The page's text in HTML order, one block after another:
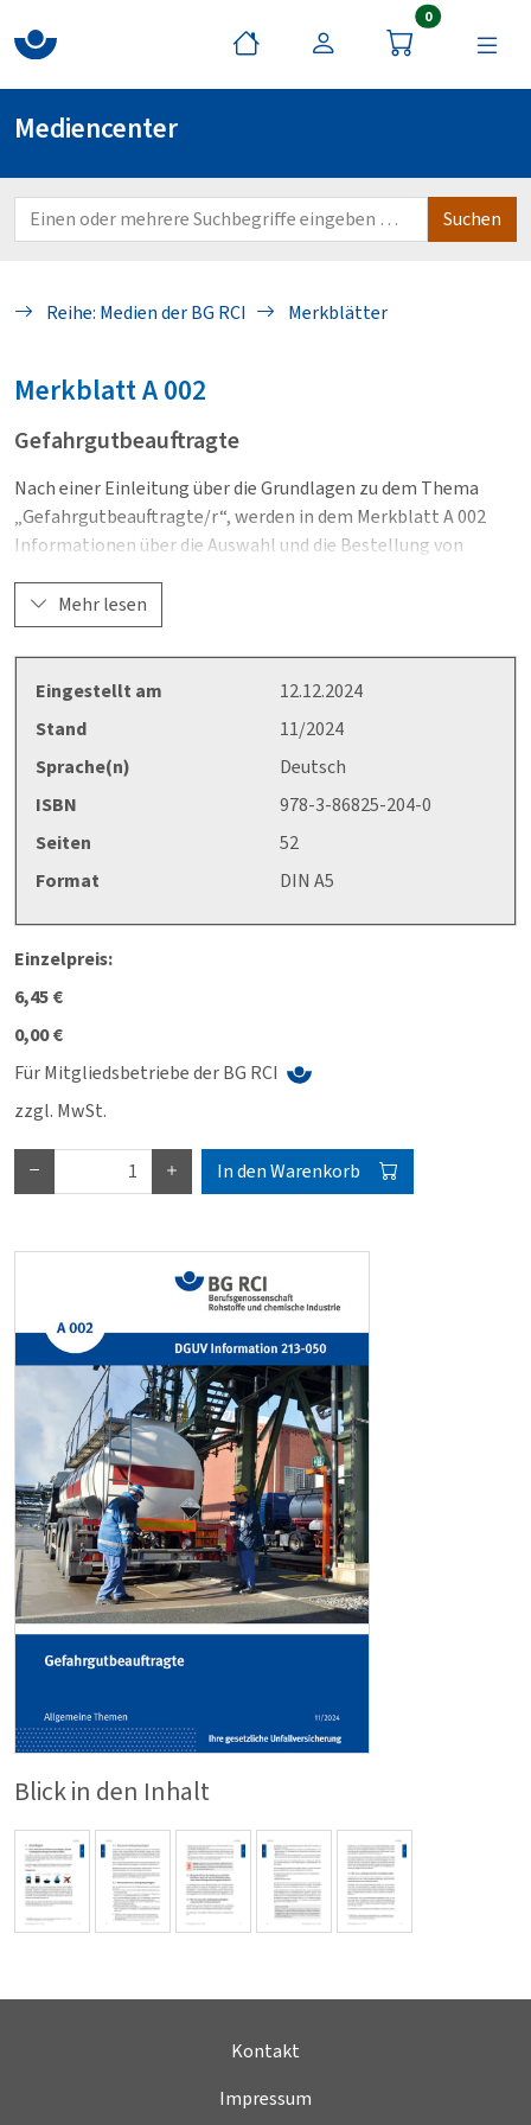
0Artikel im
Mediencenter
Reihe: Medien der BG RCI Merkblätter
Blick in den Inhalt
MerkblattA 002
Gefahrgutbeauftragte
Nach einer Einleitung über die Grundlagen zu dem Thema
„Gefahrgutbeauftragte/r“, werden in dem Merkblatt A 002
Informationen über die Auswahl und die Bestellung von
Anforderungen an die Ausbildung, die Aufgaben und deren
Durchführung erläutert.
„Häufig gestellte Fragen“ sowie verschiedene Anhänge wie z.
B. ein Muster-Jahresbericht oder ein Muster-Unfallbericht,
die zum Herunterladen zur Verfügung stehen. Das Merkblatt
Gefahrgutbeauftragte tätig sind oder es werden möchten.
Mehr lesen
Eingestellt am
12.12.2024
Stand
11/2024
Sprache(n)
Deutsch
ISBN
978-3-86825-204-0
Seiten
52
Format
DIN A5
Einzelpreis:
6,45 €
0,00 €
Für Mitgliedsbetriebe der BG RCI
zzgl. MwSt.
In den Warenkorb
Kontakt
Impressum